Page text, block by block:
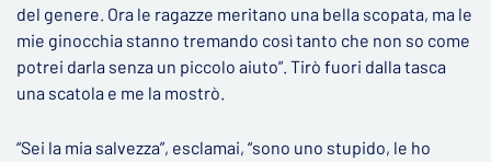
del genere. Ora le ragazze meritano una bella scopata, ma le
mie ginocchia stanno tremando così tanto che non so come
potrei darla senza un piccolo aiuto”. Tirò fuori dalla tasca
una scatola e me la mostrò.
“Sei la mia salvezza”, esclamai, “sono uno stupido, le ho